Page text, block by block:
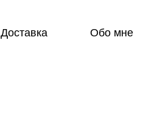
Доставка Обо мне